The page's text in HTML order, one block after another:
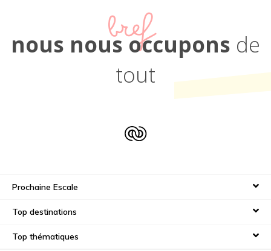
nous nous occupons de
tout
bref
Prochaine Escale
Top destinations
Top thématiques